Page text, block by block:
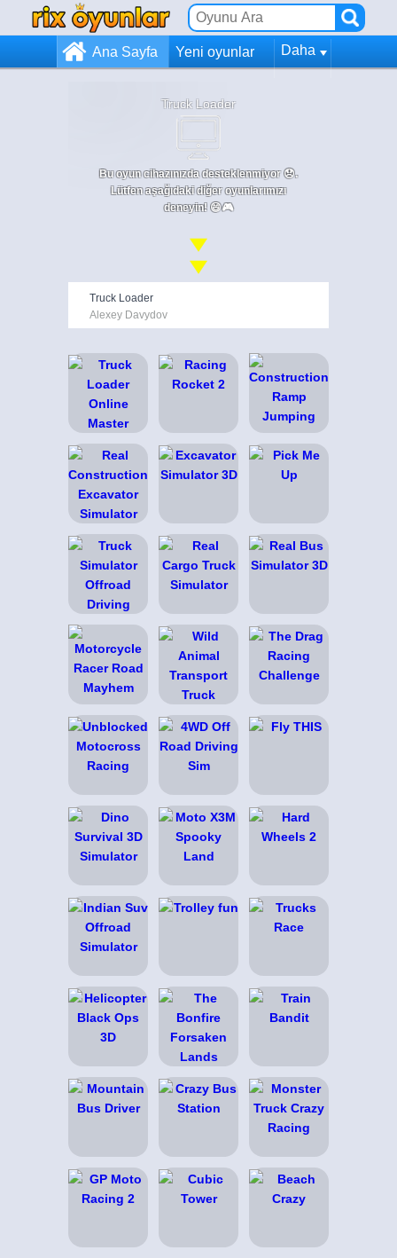
Ana Sayfa Yeni oyunlar Daha
Truck Loader
Bu oyun cihazınızda desteklenmiyor 😞.
Lütfen aşağıdaki diğer oyunlarımızı
deneyin! 😄🎮
Truck Loader
Alexey Davydov